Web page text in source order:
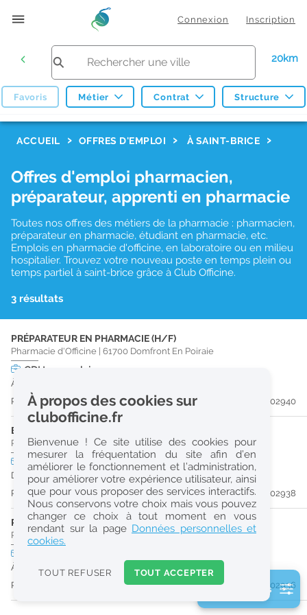
Connexion Inscription
20km
Favoris Métier Contrat Structure
Réinitialiser
2
0
k
Consulter les offres de la France d'outre-mer
ACCUEIL OFFRES D'EMPLOI À SAINT-BRICE
Offres d'emploi pharmacien,
préparateur, apprenti en pharmacie
Toutes nos offres des métiers de la pharmacie : pharmacien,
préparateur en pharmacie, étudiant en pharmacie, etc.
Emplois en pharmacie d'officine, en laboratoire ou en milieu
hospitalier. Trouvez votre nouveau poste en temps plein ou
temps partiel à saint-brice grâce à Club Officine.
3 résultats
PRÉPARATEUR EN PHARMACIE (H/F)
Pharmacie d'Officine 61700 Domfront En Poiraie
CDI temps plein
À partir du 31/08/26
Publiée il y a 22 jour(s)
#202940
ETUDIANT EN PHARMACIE 6E ANNÉE VALIDÉE (H/F)
Pharmacie d'Officine|61700 Domfront En Poiraie
CDD temps plein Logement
Du 06/09/26 au 06/01/27
Publiée il y a 22 jour(s)
#202938
PHARMACIEN (H/F)
Pharmacie d'Officine 61700 Domfront En Poiraie
À partir du 06/09/26
Publiée il y a 22 jour(s)
#202936
2 filtre(s) actifs
À propos des cookies sur
clubofficine.fr
Bienvenue ! Ce site utilise des cookies pour
mesurer la fréquentation du site afin d’en
améliorer le fonctionnement et l’administration,
pour améliorer votre expérience utilisateur, ainsi
que pour vous proposer des services interactifs.
Nous conservons votre choix mais vous pouvez
changer ce choix à tout moment en vous
rendant sur la page Données personnelles et
cookies.
TOUT REFUSER TOUT ACCEPTER